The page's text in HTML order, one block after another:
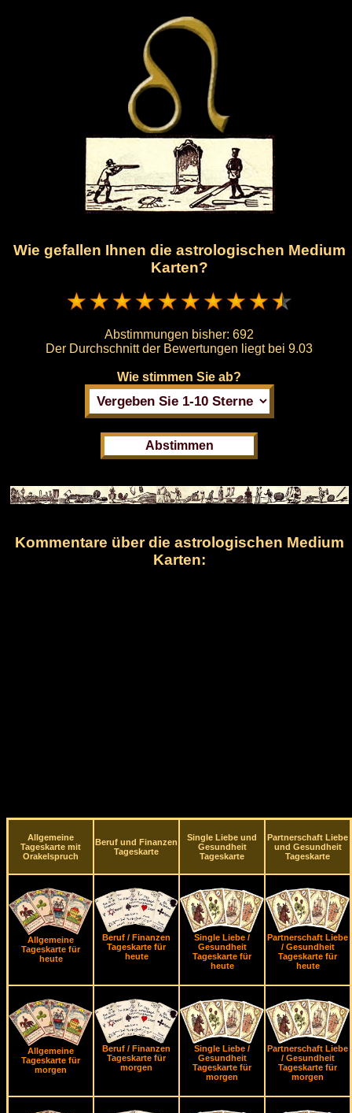
Wie gefallen Ihnen die astrologischen Medium
Karten?
Abstimmungen bisher: 692
Der Durchschnitt der Bewertungen liegt bei 9.03
Wie stimmen Sie ab?
Kommentare über die astrologischen Medium
Karten:
Allgemeine
Tageskarte mit
Orakelspruch
Beruf und Finanzen
Tageskarte
Single Liebe und
Gesundheit
Tageskarte
Partnerschaft Liebe
und Gesundheit
Tageskarte
Allgemeine
Tageskarte für
heute
Beruf / Finanzen
Tageskarte für
heute
Single Liebe /
Gesundheit
Tageskarte für
heute
Partnerschaft Liebe
/ Gesundheit
Tageskarte für
heute
Allgemeine
Tageskarte für
morgen
Beruf / Finanzen
Tageskarte für
morgen
Single Liebe /
Gesundheit
Tageskarte für
morgen
Partnerschaft Liebe
/ Gesundheit
Tageskarte für
morgen